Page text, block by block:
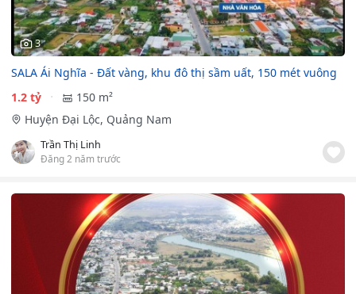
3
SALA Ái Nghĩa - Đất vàng, khu đô thị sầm uất, 150 mét vuông
1.2 tỷ
150 m²
Huyện Đại Lộc, Quảng Nam
Trần Thị Linh
Đăng 2 năm trước